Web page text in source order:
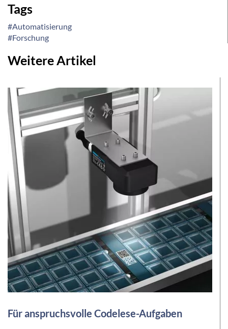
Tags
#Automatisierung
#Forschung
Weitere Artikel
Für anspruchsvolle Codelese-Aufgaben